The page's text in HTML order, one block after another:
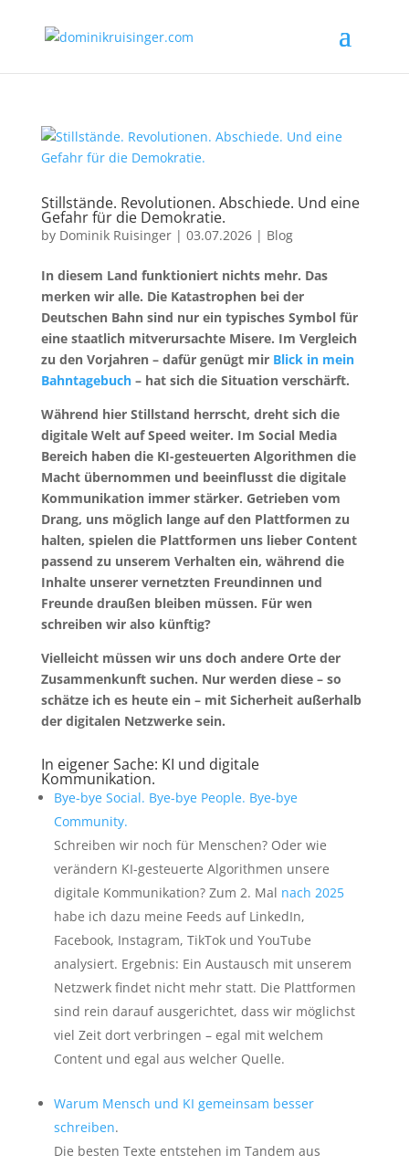
Stillstände. Revolutionen. Abschiede. Und eine
Gefahr für die Demokratie.
by Dominik Ruisinger| 03.07.2026| Blog
In diesem Land funktioniert nichts mehr. Das
merken wir alle. Die Katastrophen bei der
Deutschen Bahn sind nur ein typisches Symbol für
eine staatlich mitverursachte Misere. Im Vergleich
zu den Vorjahren – dafür genügt mir Blick in mein
Bahntagebuch– hat sich die Situation verschärft.
Während hier Stillstand herrscht, dreht sich die
digitale Welt auf Speed weiter. Im Social Media
Bereich haben die KI-gesteuerten Algorithmen die
Macht übernommen und beeinflusst die digitale
Kommunikation immer stärker. Getrieben vom
Drang, uns möglich lange auf den Plattformen zu
halten, spielen die Plattformen uns lieber Content
passend zu unserem Verhalten ein, während die
Inhalte unserer vernetzten Freundinnen und
Freunde draußen bleiben müssen. Für wen
schreiben wir also künftig?
Vielleicht müssen wir uns doch andere Orte der
Zusammenkunft suchen. Nur werden diese – so
schätze ich es heute ein – mit Sicherheit außerhalb
der digitalen Netzwerke sein.
In eigener Sache: KI und digitale
Kommunikation.
Bye-bye Social. Bye-bye People. Bye-bye
Community.
Schreiben wir noch für Menschen? Oder wie
verändern KI-gesteuerte Algorithmen unsere
digitale Kommunikation? Zum 2. Mal nach 2025
habe ich dazu meine Feeds auf LinkedIn,
Facebook, Instagram, TikTok und YouTube
analysiert. Ergebnis: Ein Austausch mit unserem
Netzwerk findet nicht mehr statt. Die Plattformen
sind rein darauf ausgerichtet, dass wir möglichst
viel Zeit dort verbringen – egal mit welchem
Content und egal aus welcher Quelle.
Warum Mensch und KI gemeinsam besser
schreiben.
Die besten Texte entstehen im Tandem aus